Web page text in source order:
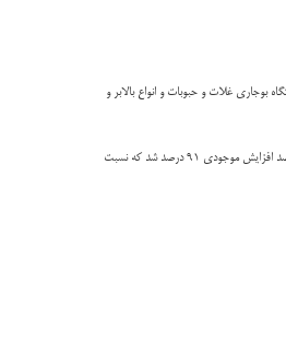
بوجاری غلات و حبوبات و انواع بالابر و
آمارهای اعلام شده از وزارت جهاد کشاورزی حاکی از آن است که در چهار سال گذشته ۴۹ هزار و ۷۳۸ دستگاه تراکتور زراعی، ۲۶ هزار دستگاه تراکتور نیمه سنگین، ۱۹۰۰ دستگاه کمباین متوسط و نیمه سنگین و ۱۱۰۰ دستگاه تراکتور و کمباین سنگین تزریق و درصد افزایش موجودی ۹۱ درصد شد که نسبت